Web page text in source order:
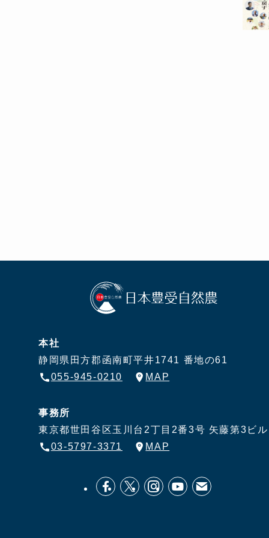
本社
静岡県田方郡函南町平井1741 番地の61
055-945-0210
MAP
事務所
東京都世田谷区玉川台2丁目2番3号 矢藤第3ビル
03-5797-3371
MAP